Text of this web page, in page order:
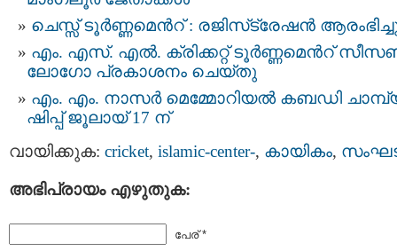
ചെസ്സ് ടൂർണ്ണമെൻറ് : രജിസ്‌ട്രേഷൻ
എം. എസ്. എല്‍. ക്രിക്കറ്റ് ടൂര്‍ണ്ണമെന്‍റ്
ലോഗോ പ്രകാശനം ചെയ്തു
എം. എം. നാസർ മെമ്മോറിയൽ കബഡി
ഷിപ്പ് ജൂലായ് 17 ന്
വായിക്കുക: cricket, islamic-center-, കായികം,
അഭിപ്രായം എഴുതുക:
പേര് *